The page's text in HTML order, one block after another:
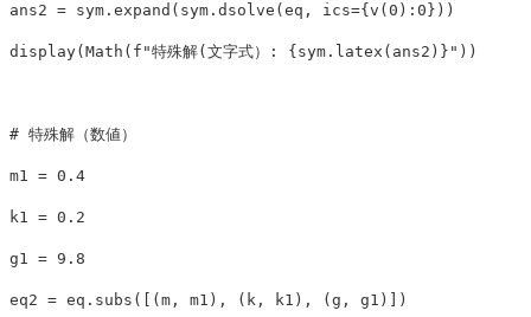
ans2 = sym . expand ( sym . dsolve ( eq , ics={ v ( 0 ): 0 }))
display( Math ( f "特殊解(文字式）: { sym . latex ( ans2 ) } " ))
m1 = 0.4
k1 = 0.2
g1 = 9.8
eq2 = eq . subs ([( m , m1 ), ( k , k1 ), ( g , g1 )])